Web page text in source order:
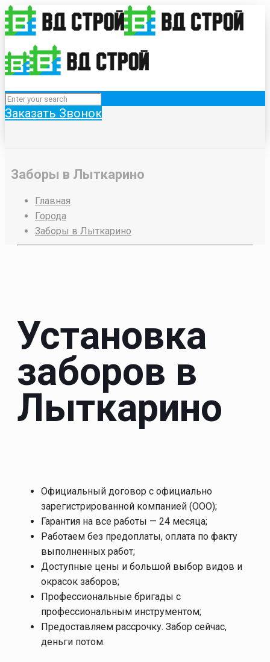
Заказать Звонок
Заборы в Лыткарино
Главная
Города
Заборы в Лыткарино
Установка
заборов в
Лыткарино
Официальный договор с официально
зарегистрированной компанией (ООО);
Гарантия на все работы — 24 месяца;
Работаем без предоплаты, оплата по факту
выполненных работ;
Доступные цены и большой выбор видов и
окрасок заборов;
Профессиональные бригады с
профессиональным инструментом;
Предоставляем рассрочку. Забор сейчас,
деньги потом.